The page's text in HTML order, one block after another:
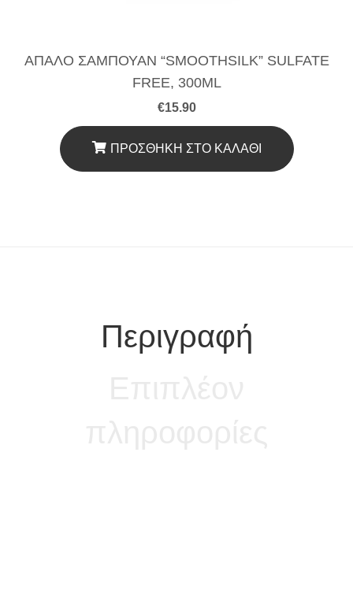
ΑΠΑΛΟ ΣΑΜΠΟΥΑΝ “SMOOTHSILK” SULFATE
FREE, 300ML
€15.90
ΠΡΟΣΘΉΚΗ ΣΤΟ ΚΑΛΆΘΙ
Περιγραφή